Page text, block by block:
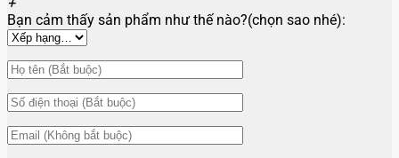
Bạn cảm thấy sản phẩm như thế nào?(chọn sao nhé):